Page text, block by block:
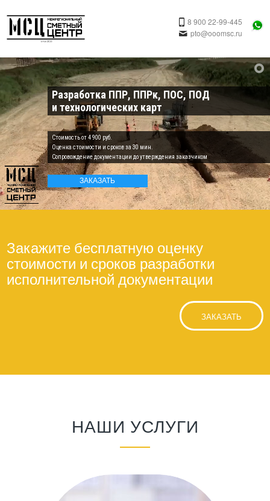
8 900 22-99-445
pto@ooomsc.ru
Cтоимость от 4 900 руб.
Оценка стоимости и сроков за 30 мин.
Cопровождение документации до утверждения заказчиком
Разработка ППР, ППРк, ПОС, ПОД
и технологических карт
ЗАКАЗАТЬ
Закажите бесплатную оценку
стоимости и сроков разработки
исполнительной документации
ЗАКАЗАТЬ
НАШИ УСЛУГИ